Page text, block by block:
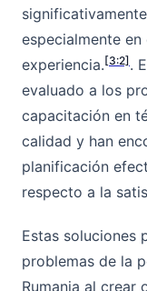
especialmente
experiencia.[3:2] .
evaluado a los
capacitación en
calidad y han
planificación
respecto a la
Estas soluciones
problemas de la
Rumania al crear